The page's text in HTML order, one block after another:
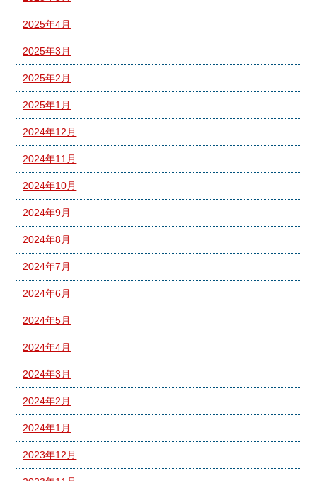
2025年4月
2025年3月
2025年2月
2025年1月
2024年12月
2024年11月
2024年10月
2024年9月
2024年8月
2024年7月
2024年6月
2024年5月
2024年4月
2024年3月
2024年2月
2024年1月
2023年12月